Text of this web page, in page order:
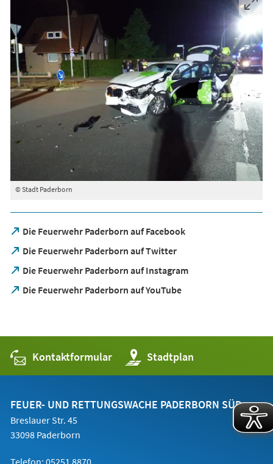
© Stadt Paderborn
Die Feuerwehr Paderborn auf Facebook
(Öffnet
einem
neuen
Die Feuerwehr Paderborn auf Twitter
(Öffnet
einem
neuen
Die Feuerwehr Paderborn auf Instagram
(Öffnet
einemDie Feuerwehr Paderborn auf YouTube
(Öffnet
Tab)
Kontaktformular Stadtplan
(Öffnet
in
einem
Tab)
FEUER- UND RETTUNGSWACHE PADERBORN SÜD
Breslauer Str. 45
33098 Paderborn